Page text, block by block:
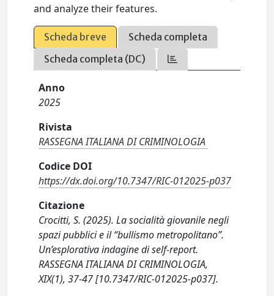
and analyze their features.
Scheda breve
Scheda completa
Scheda completa (DC)
Anno
2025
Rivista
RASSEGNA ITALIANA DI CRIMINOLOGIA
Codice DOI
https://dx.doi.org/10.7347/RIC-012025-p037
Citazione
Crocitti, S. (2025). La socialità giovanile negli
spazi pubblici e il “bullismo metropolitano”.
Un’esplorativa indagine di self-report.
RASSEGNA ITALIANA DI CRIMINOLOGIA,
XIX(1), 37-47 [10.7347/RIC-012025-p037].